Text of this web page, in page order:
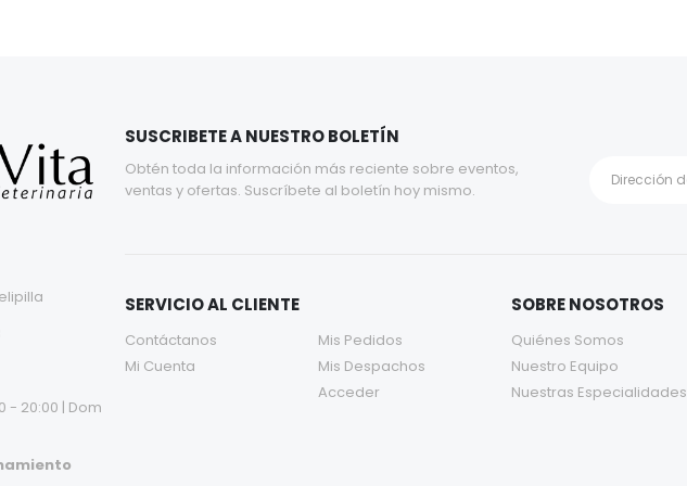
- 20:00 | Dom
SUSCRIBETE A NUESTRO BOLETÍN
Obtén toda la información más reciente sobre eventos,
ventas y ofertas. Suscríbete al boletín hoy mismo.
SERVICIO AL CLIENTE
Contáctanos
Mi Cuenta
Mis Pedidos
Mis Despachos
Acceder
SOBRE NOSOTROS
Quiénes Somos
Nuestro Equipo
Nuestras Especialidades